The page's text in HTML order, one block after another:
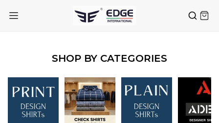
SHOP BY CATEGORIES